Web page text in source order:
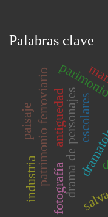
Palabras clave
escolares
patrimonio ferroviariodrama de personajes
antiguedad
fotografía
paisaje
industria